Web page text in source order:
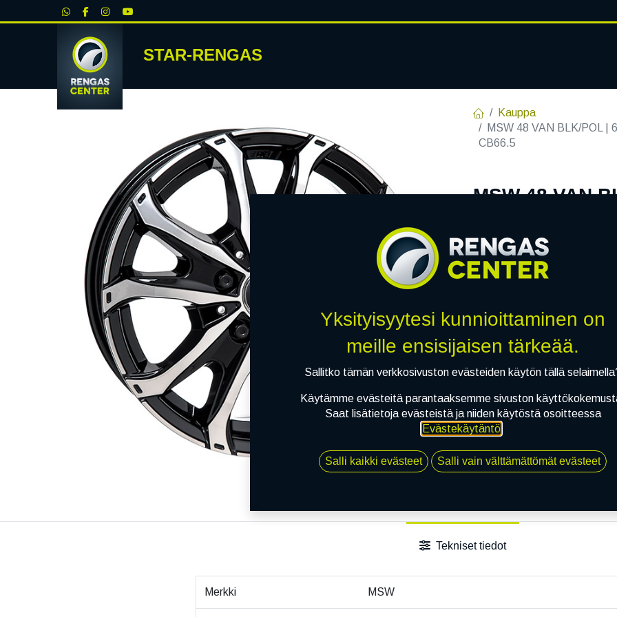
STAR-RENGAS
Kauppa
MSW 48 VAN BLK/POL |
CB66.5
MSW 48 VAN
EAN:8027529117318
Tällä tuotteella ei ole
Jaa
Toimitusehdot
Tekniset tiedot
Merkki MSW
Yksityisyytesi kunnioittaminen on
meille ensisijaisen tärkeää.
Sallitko tämän verkkosivuston evästeiden käytön tällä
Käytämme evästeitä parantaaksemme sivuston
Saat lisätietoja evästeistä ja niiden käytöstä osoitteessa
Evästekäytäntö.
Salli kaikki evästeet Salli vain välttämättömät evästeet